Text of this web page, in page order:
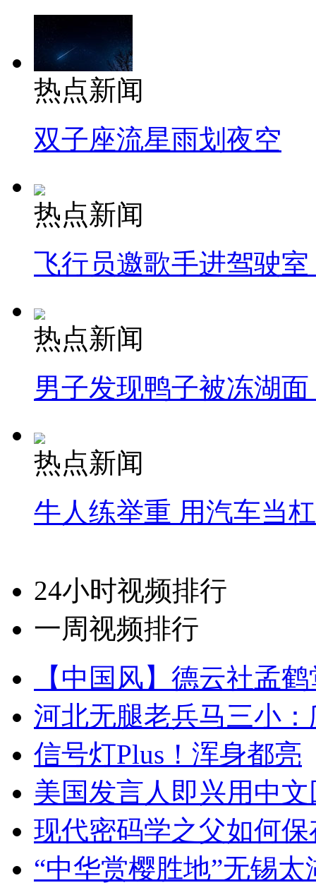
热点新闻
双子座流星雨划夜空
热点新闻
飞行员邀歌手进驾驶
热点新闻
男子发现鸭子被冻湖
热点新闻
牛人练举重 用汽车当
24小时视频排行
一周视频排行
【中国风】德云社孟
河北无腿老兵马三小
信号灯Plus！浑身都亮
美国发言人即兴用中
现代密码学之父如何
“中华赏樱胜地”无锡